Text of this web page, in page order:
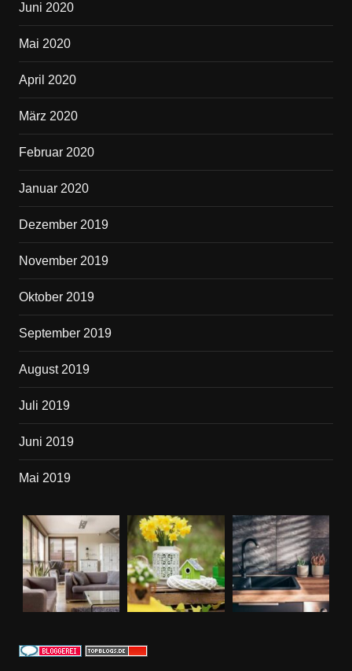
Juni 2020
Mai 2020
April 2020
März 2020
Februar 2020
Januar 2020
Dezember 2019
November 2019
Oktober 2019
September 2019
August 2019
Juli 2019
Juni 2019
Mai 2019